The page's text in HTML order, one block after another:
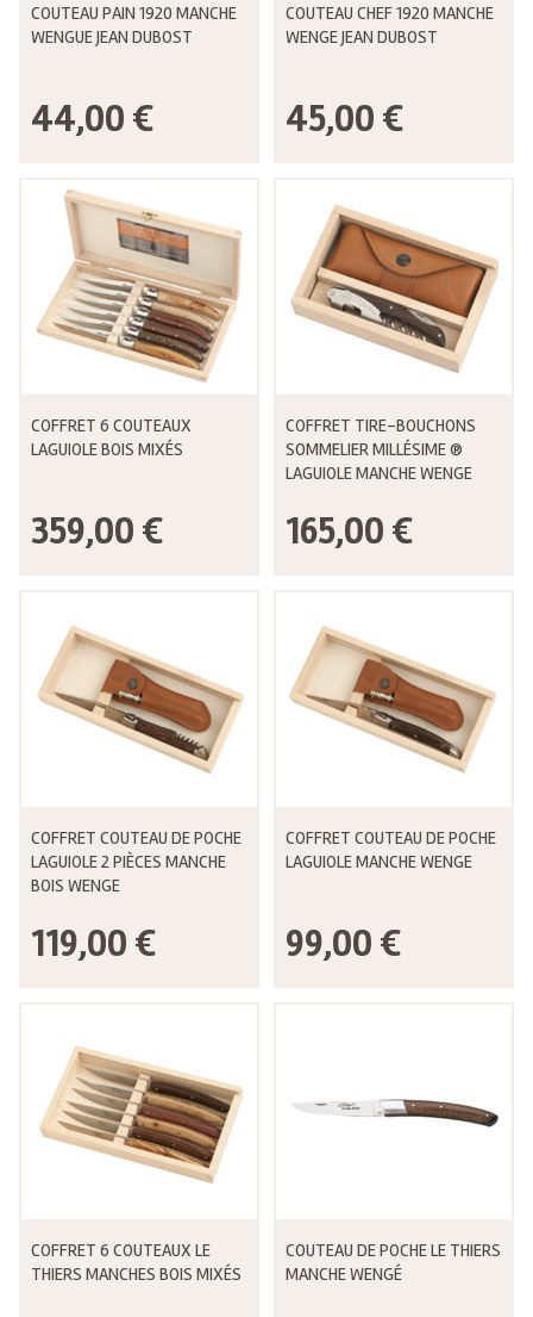
COUTEAU PAIN 1920 MANCHE
WENGUE JEAN DUBOST
44,00 €
COUTEAU CHEF 1920 MANCHE
WENGE JEAN DUBOST
45,00 €
COFFRET 6 COUTEAUX
LAGUIOLE BOIS MIXÉS
359,00 €
COFFRET TIRE-BOUCHONS
SOMMELIER MILLÉSIME ®
LAGUIOLE MANCHE WENGE
165,00 €
COFFRET COUTEAU DE POCHE
LAGUIOLE 2 PIÈCES MANCHE
BOIS WENGE
119,00 €
COFFRET COUTEAU DE POCHE
LAGUIOLE MANCHE WENGE
99,00 €
COFFRET 6 COUTEAUX LE
THIERS MANCHES BOIS MIXÉS
COUTEAU DE POCHE LE THIERS
MANCHE WENGÉ